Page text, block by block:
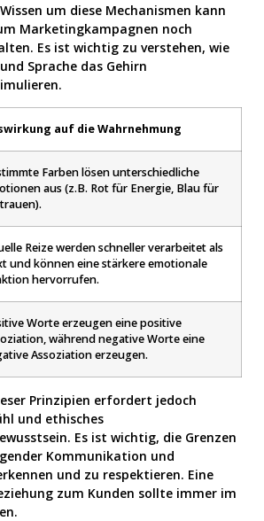
um diese Mechanismen kann
Marketingkampagnen noch
Es ist wichtig zu verstehen, wie
Sprache das Gehirn
auf die Wahrnehmung
Farben lösen unterschiedliche
aus (z.B. Rot für Energie, Blau für
Reize werden schneller verarbeitet als
und können eine stärkere emotionale
hervorrufen.
Worte erzeugen eine positive
während negative Worte eine
Assoziation erzeugen.
Prinzipien erfordert jedoch
und ethisches
Es ist wichtig, die Grenzen
Kommunikation und
und zu respektieren. Eine
zum Kunden sollte immer im